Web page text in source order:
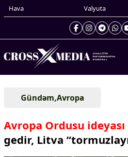
Hava Valyuta
Gündəm
Xarici xəbərlər
Cənubi Qafqaz
Gündəm,Avropa
Avropa Ordusu ideyası
gedir, Litva